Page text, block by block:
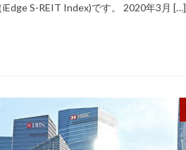
S-REIT Index)です。 2020年3月 […]